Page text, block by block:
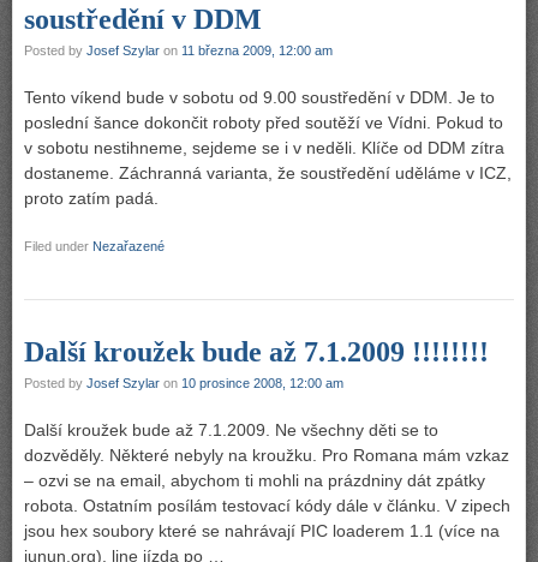
soustředění v DDM
Posted by Josef Szylar on 11 března 2009, 12:00 am
Tento víkend bude v sobotu od 9.00 soustředění v DDM. Je to
poslední šance dokončit roboty před soutěží ve Vídni. Pokud to
v sobotu nestihneme, sejdeme se i v neděli. Klíče od DDM zítra
dostaneme. Záchranná varianta, že soustředění uděláme v ICZ,
proto zatím padá.
Filed under Nezařazené
Další kroužek bude až 7.1.2009 !!!!!!!!
Posted by Josef Szylar on 10 prosince 2008, 12:00 am
Další kroužek bude až 7.1.2009. Ne všechny děti se to
dozvěděly. Některé nebyly na kroužku. Pro Romana mám vzkaz
– ozvi se na email, abychom ti mohli na prázdniny dát zpátky
robota. Ostatním posílám testovací kódy dále v článku. V zipech
jsou hex soubory které se nahrávají PIC loaderem 1.1 (více na
junun.org). line jízda po …